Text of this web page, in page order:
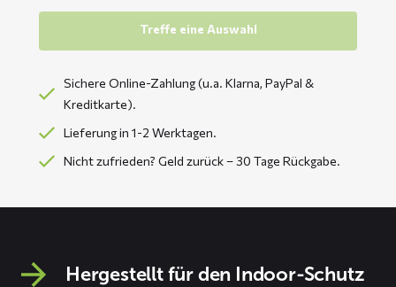
Treffe eine Auswahl
Sichere Online-Zahlung (u.a. Klarna, PayPal &
Kreditkarte).
Lieferung in 1-2 Werktagen.
Nicht zufrieden? Geld zurück – 30 Tage Rückgabe.
Hergestellt für den Indoor-Schutz